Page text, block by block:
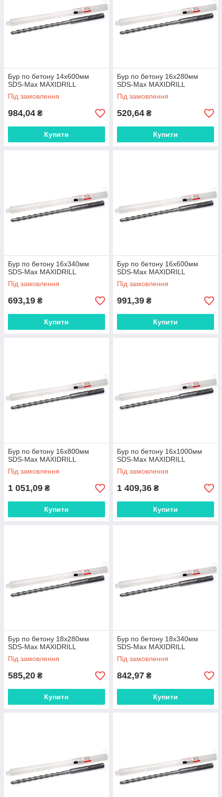
Бур по бетону 14x600мм
SDS-Max MAXIDRILL
Під замовлення
984,04 ₴
Купити
Бур по бетону 16x280мм
SDS-Max MAXIDRILL
Під замовлення
520,64 ₴
Купити
Бур по бетону 16x340мм
SDS-Max MAXIDRILL
Під замовлення
693,19 ₴
Купити
Бур по бетону 16x600мм
SDS-Max MAXIDRILL
Під замовлення
991,39 ₴
Купити
Бур по бетону 16x800мм
SDS-Max MAXIDRILL
Під замовлення
1 051,09 ₴
Купити
Бур по бетону 16x1000мм
SDS-Max MAXIDRILL
Під замовлення
1 409,36 ₴
Купити
Бур по бетону 18x280мм
SDS-Max MAXIDRILL
Під замовлення
585,20 ₴
Купити
Бур по бетону 18x340мм
SDS-Max MAXIDRILL
Під замовлення
842,97 ₴
Купити